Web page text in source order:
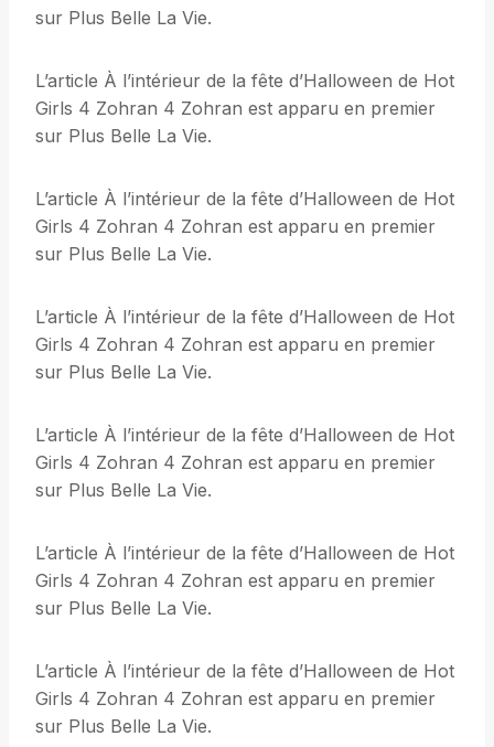
sur Plus Belle La Vie.
L’article À l’intérieur de la fête d’Halloween de Hot
Girls 4 Zohran 4 Zohran est apparu en premier
sur Plus Belle La Vie.
L’article À l’intérieur de la fête d’Halloween de Hot
Girls 4 Zohran 4 Zohran est apparu en premier
sur Plus Belle La Vie.
L’article À l’intérieur de la fête d’Halloween de Hot
Girls 4 Zohran 4 Zohran est apparu en premier
sur Plus Belle La Vie.
L’article À l’intérieur de la fête d’Halloween de Hot
Girls 4 Zohran 4 Zohran est apparu en premier
sur Plus Belle La Vie.
L’article À l’intérieur de la fête d’Halloween de Hot
Girls 4 Zohran 4 Zohran est apparu en premier
sur Plus Belle La Vie.
L’article À l’intérieur de la fête d’Halloween de Hot
Girls 4 Zohran 4 Zohran est apparu en premier
sur Plus Belle La Vie.